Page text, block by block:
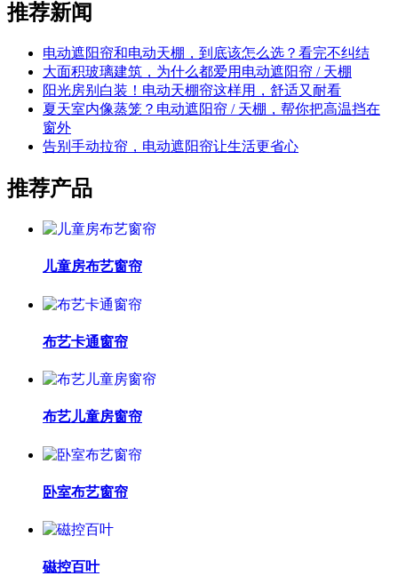
推荐新闻
电动遮阳帘和电动天棚，到底该怎么选？看完不纠结
大面积玻璃建筑，为什么都爱用电动遮阳帘 / 天棚
阳光房别白装！电动天棚帘这样用，舒适又耐看
夏天室内像蒸笼？电动遮阳帘 / 天棚，帮你把高温挡在
窗外
告别手动拉帘，电动遮阳帘让生活更省心
推荐产品
儿童房布艺窗帘
布艺卡通窗帘
布艺儿童房窗帘
卧室布艺窗帘
磁控百叶